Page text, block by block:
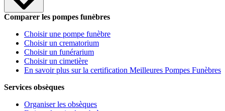
Comparer les pompes funèbres
Choisir une pompe funèbre
Choisir un crematorium
Choisir un funérarium
Choisir un cimetière
En savoir plus sur la certification Meilleures Pompes Funèbres
Services obsèques
Organiser les obsèques